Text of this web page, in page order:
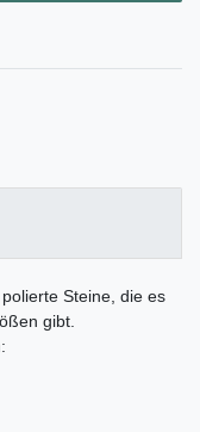
Steine, die es
gibt.